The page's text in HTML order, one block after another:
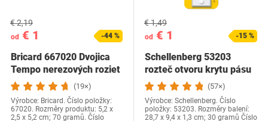
od € 1
€ 2,19
-44 %
Bricard 667020 Dvojica
Tempo nerezových roziet
Spálňa,…
(19×)
Výrobce: Bricard. Číslo položky:
67020. Rozměry produktu: 5,2 x
2,5 x 5,2 cm; 70 gramů. Číslo
od € 1
€ 1,49
-15 %
Schellenberg 53203
rozteč otvoru krytu pásu
rolety 13,5 cm,…(57×)
Výrobce: Schellenberg. Číslo
položky: 53203. Rozměry balení:
28,7 x 9,4 x 1,3 cm; 30 gramů Číslo